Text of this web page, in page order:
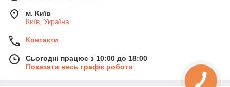
м. Київ
Київ, Україна
Контакти
Сьогодні працює з 10:00 до 18:00
Показати весь графік роботи